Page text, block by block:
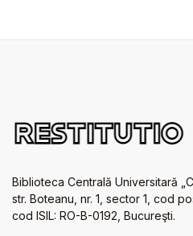
Biblioteca Centrală Universitară
str. Boteanu, nr. 1, sector 1, cod
cod ISIL: RO-B-0192, Bucureşti.